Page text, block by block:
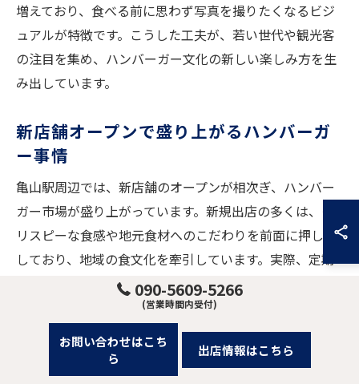
増えており、食べる前に思わず写真を撮りたくなるビジ
ュアルが特徴です。こうした工夫が、若い世代や観光客
の注目を集め、ハンバーガー文化の新しい楽しみ方を生
み出しています。
新店舗オープンで盛り上がるハンバーガ
ー事情
亀山駅周辺では、新店舗のオープンが相次ぎ、ハンバー
ガー市場が盛り上がっています。新規出店の多くは、ク
リスピーな食感や地元食材へのこだわりを前面に押し出
しており、地域の食文化を牽引しています。実際、定期
的なメニュー開発やイベント開催など、顧客の期待に応
える取り組みが積極的に行われています。こうした動き
が、地元住民や観光客のハンバーガー体験をさらに豊か
にし、エリア全体の活性化につながっています。
090-5609-5266
(営業時間内受付)
お問い合わせはこち
ら
出店情報はこちら